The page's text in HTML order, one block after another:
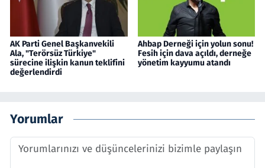
AK Parti Genel Başkanvekili
Ala, "Terörsüz Türkiye"
sürecine ilişkin kanun teklifini
değerlendirdi
Ahbap Derneği için yolun sonu!
Fesih için dava açıldı, derneğe
yönetim kayyumu atandı
Yorumlar